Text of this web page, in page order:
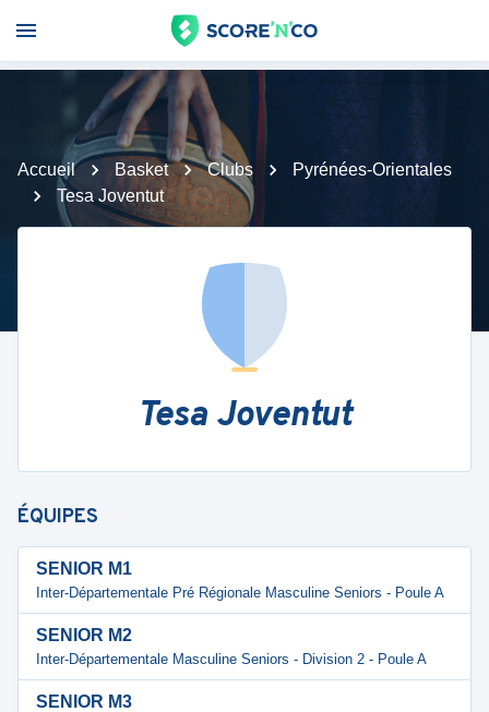
Accueil Basket Clubs
Pyrénées-Orientales
Tesa Joventut
Tesa Joventut
ÉQUIPES
SENIOR M1
Inter-Départementale Pré Régionale Masculine Seniors - Poule A
SENIOR M2
Inter-Départementale Masculine Seniors - Division 2 - Poule A
SENIOR M3